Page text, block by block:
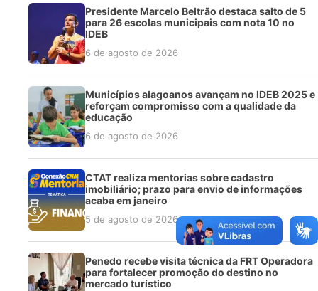
Presidente Marcelo Beltrão destaca salto de 5
para 26 escolas municipais com nota 10 no
IDEB
6 de agosto de 2026
Municípios alagoanos avançam no IDEB 2025 e
reforçam compromisso com a qualidade da
educação
6 de agosto de 2026
CTAT realiza mentorias sobre cadastro
imobiliário; prazo para envio de informações
acaba em janeiro
5 de agosto de 2026
Penedo recebe visita técnica da FRT Operadora
para fortalecer promoção do destino no
mercado turístico